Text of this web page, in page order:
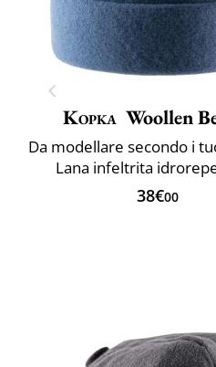
Kopka Woollen
Da modellare secondo i
Lana infeltrita
38€00